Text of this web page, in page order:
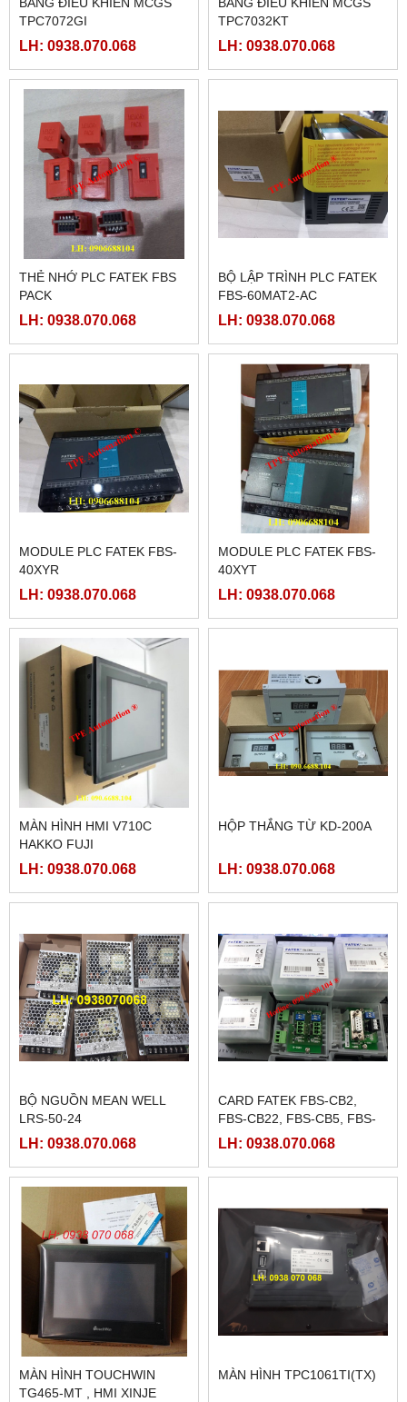
TPC7072GI
LH: 0938.070.068
TPC7032KT
LH: 0938.070.068
THẺ NHỚ PLC FATEK FBS
PACK
LH: 0938.070.068
BỘ LẬP TRÌNH PLC FATEK
FBS-60MAT2-AC
LH: 0938.070.068
MODULE PLC FATEK FBS-
40XYR
LH: 0938.070.068
MODULE PLC FATEK FBS-
40XYT
LH: 0938.070.068
MÀN HÌNH HMI V710C
HAKKO FUJI
LH: 0938.070.068
HỘP THẮNG TỪ KD-200A
LH: 0938.070.068
BỘ NGUỒN MEAN WELL
LRS-50-24
LH: 0938.070.068
CARD FATEK FBS-CB2,
FBS-CB22, FBS-CB5, FBS-
CB25, FBS-CB55
LH: 0938.070.068
MÀN HÌNH TOUCHWIN
TG465-MT , HMI XINJE
MÀN HÌNH TPC1061TI(TX)